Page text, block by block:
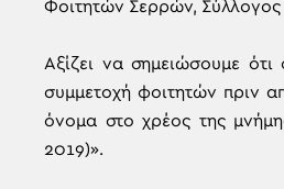
Φοιτητών Σερρών,
Αξίζει να σημειώσουμε
συμμετοχή φοιτητών πριν
όνομα στο χρέος της
2019)».